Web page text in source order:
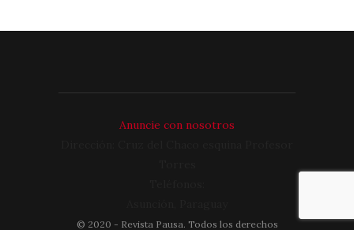
Anuncie con nosotros
© 2020 - Revista Pausa. Todos los derechos